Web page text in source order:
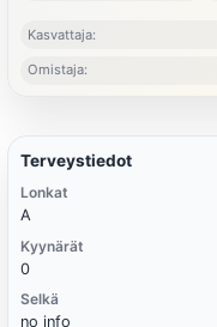
Kasvattaja:
Omistaja:
Terveystiedot
Lonkat
A
Kyynärät
0
Selkä
no info